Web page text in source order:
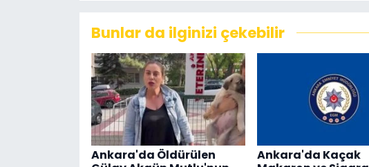
Bunlar da ilginizi çekebilir
Ankara'da Öldürülen
Ankara'da Kaçak